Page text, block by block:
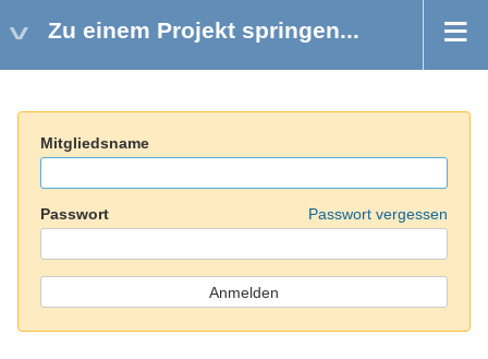
Zu einem Projekt springen...
Mitgliedsname
Passwort Passwort vergessen